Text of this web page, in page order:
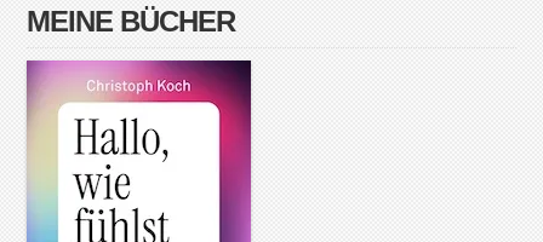
MEINE BÜCHER